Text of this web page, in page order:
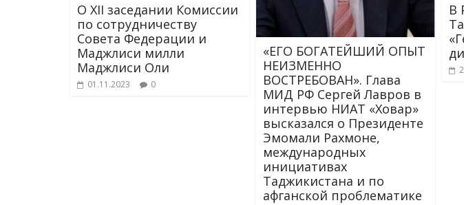
О XII заседании Комиссии
по сотрудничеству
Совета Федерации и
Маджлиси милли
Маджлиси Оли
01.11.2023 0
«ЕГО БОГАТЕЙШИЙ ОПЫТ
НЕИЗМЕННО
ВОСТРЕБОВАН». Глава
МИД РФ Сергей Лавров в
интервью НИАТ «Ховар»
высказался о Президенте
Эмомали Рахмоне,
международных
инициативах
Таджикистана и по
афганской проблематике
В